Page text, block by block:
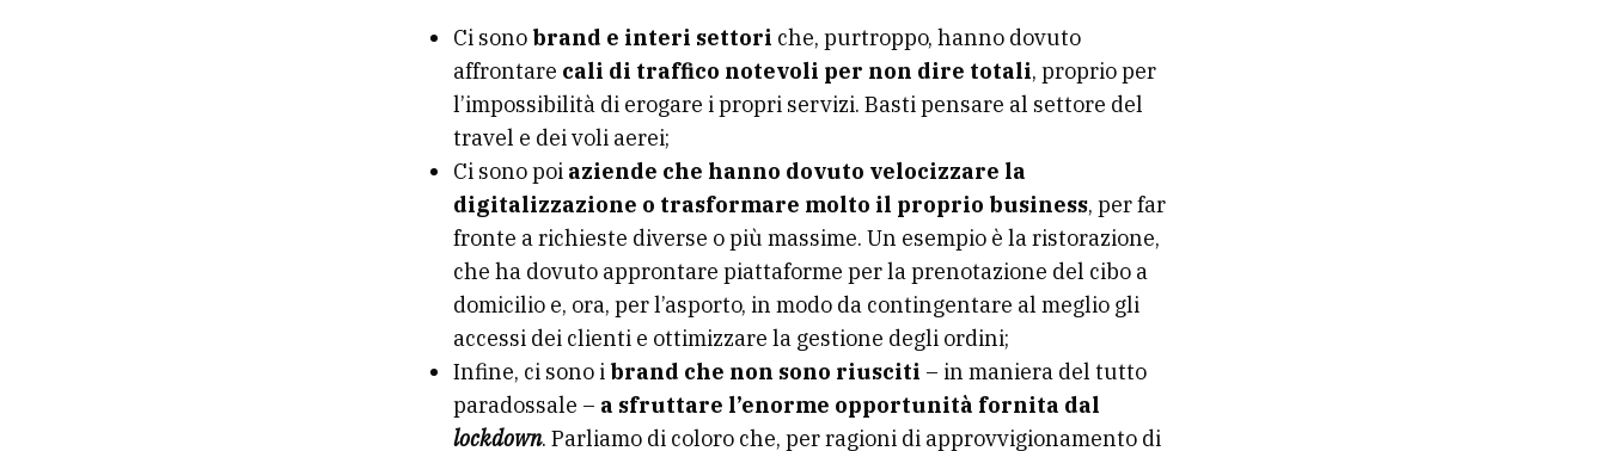
Ci sono brand e interi settori che, purtroppo, hanno dovuto
affrontare cali di traffico notevoli per non dire totali, proprio per
l’impossibilità di erogare i propri servizi. Basti pensare al settore del
travel e dei voli aerei;
Ci sono poi aziende che hanno dovuto velocizzare la
digitalizzazione o trasformare molto il proprio business, per far
fronte a richieste diverse o più massime. Un esempio è la ristorazione,
che ha dovuto approntare piattaforme per la prenotazione del cibo a
domicilio e, ora, per l’asporto, in modo da contingentare al meglio gli
accessi dei clienti e ottimizzare la gestione degli ordini;
Infine, ci sono i brand che non sono riusciti – in maniera del tutto
paradossale – a sfruttare l’enorme opportunità fornita dal
lockdown. Parliamo di coloro che, per ragioni di approvvigionamento di